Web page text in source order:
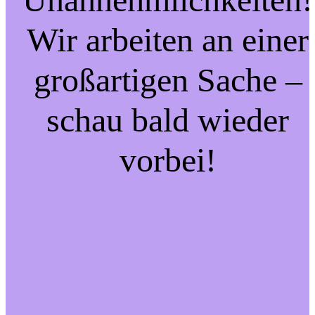
Wir arbeiten an einer
großartigen Sache –
schau bald wieder
vorbei!